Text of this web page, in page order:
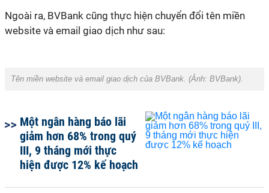
Ngoài ra, BVBank cũng thực hiện chuyển đổi tên miền
website và email giao dịch như sau:
Tên miền website và email giao dịch của BVBank. (Ảnh: BVBank).
Một ngân hàng báo lãi
giảm hơn 68% trong quý
III, 9 tháng mới thực
hiện được 12% kế hoạch